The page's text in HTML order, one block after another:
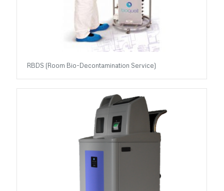
RBDS (Room Bio-Decontamination Service)